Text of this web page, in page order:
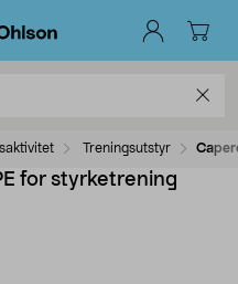
Treningsutstyr
for styrketrening